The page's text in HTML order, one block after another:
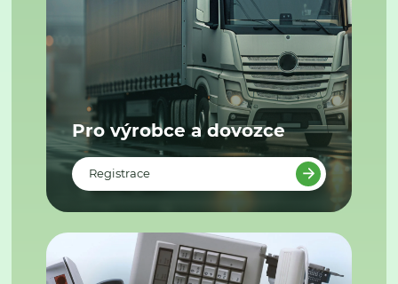
Pro výrobce a dovozce
Registrace